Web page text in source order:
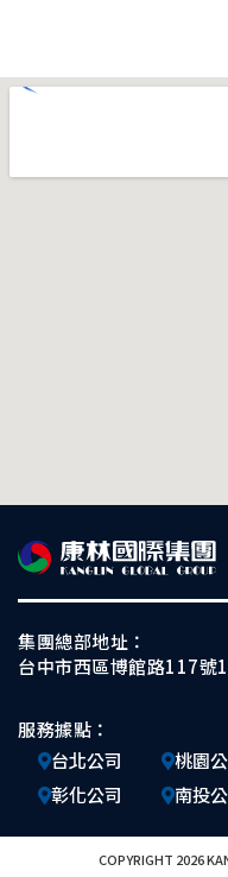
集團總部地址：
台中市西區博館路117號
服務據點：
台北公司
桃園
彰化公司
南投
COPYRIGHT 2026